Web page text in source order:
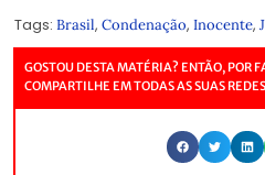
Tags: Brasil, Condenação, Inocente,
GOSTOU DESTA MATÉRIA? ENTÃO, POR
COMPARTILHE EM TODAS AS SUAS